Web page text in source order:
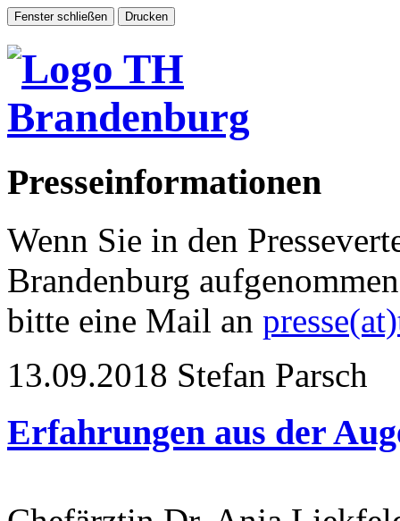
Presseinformationen
Wenn Sie in den
Brandenburg
bitte eine Mail an
13.09.2018 Stefan Parsch
Erfahrungen aus der